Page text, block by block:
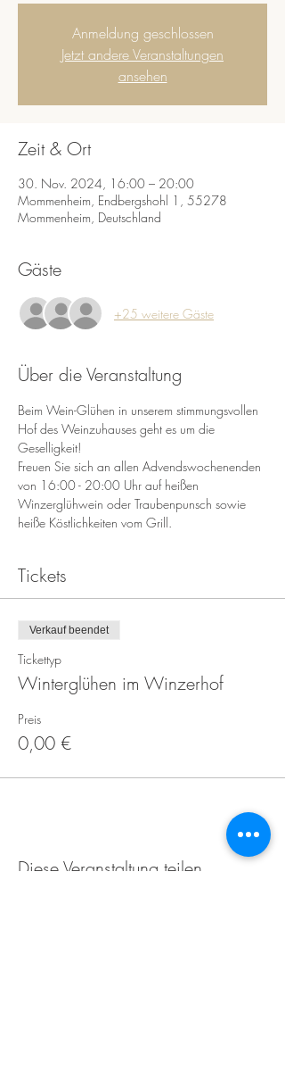
Anmeldung geschlossen
Jetzt andere Veranstaltungen
ansehen
Zeit & Ort
30. Nov. 2024, 16:00 – 20:00
Mommenheim, Endbergshohl 1, 55278
Mommenheim, Deutschland
Gäste
+25 weitere Gäste
Über die Veranstaltung
Beim Wein-Glühen in unserem stimmungsvollen
Hof des Weinzuhauses geht es um die
Geselligkeit!
Freuen Sie sich an allen Advendswochenenden
von 16:00 - 20:00 Uhr auf heißen
Winzerglühwein oder Traubenpunsch sowie
heiße Köstlichkeiten vom Grill.
Tickets
Verkauf beendet
Tickettyp
Winterglühen im Winzerhof
Preis
0,00 €
Diese Veranstaltung teilen